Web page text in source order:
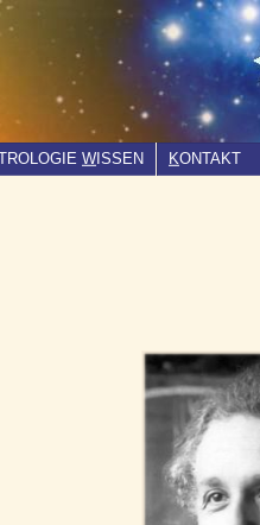
W ISSEN KONTAKT